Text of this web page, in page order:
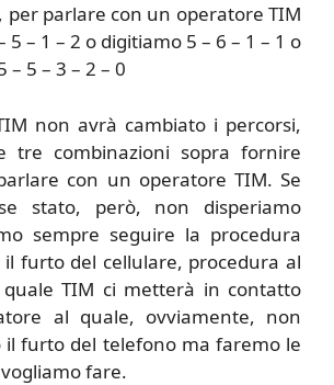
per parlare con un operatore TIM
– 1 – 2 o digitiamo 5 – 6 – 1 – 1 o
5 – 3 – 2 – 0
non avrà cambiato i percorsi,
tre combinazioni sopra fornire
con un operatore TIM. Se
stato, però, non disperiamo
sempre seguire la procedura
furto del cellulare, procedura al
TIM ci metterà in contatto
al quale, ovviamente, non
il furto del telefono ma faremo le
fare.